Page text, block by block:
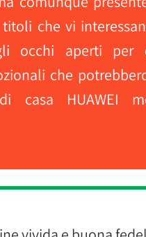
che vi
occhi aperti per
che
casa HUAWEI